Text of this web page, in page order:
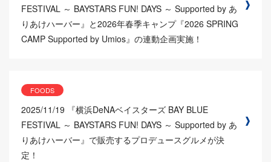
FESTIVAL ～ BAYSTARS FUN! DAYS ～ Supported by あ
りあけハーバー』と2026年春季キャンプ『2026 SPRING
CAMP Supported by Umios』の連動企画実施！
FOODS
2025/11/19
『横浜DeNAベイスターズ BAY BLUE
FESTIVAL ～ BAYSTARS FUN! DAYS ～ Supported by あ
りあけハーバー』で販売するプロデュースグルメが決
定！